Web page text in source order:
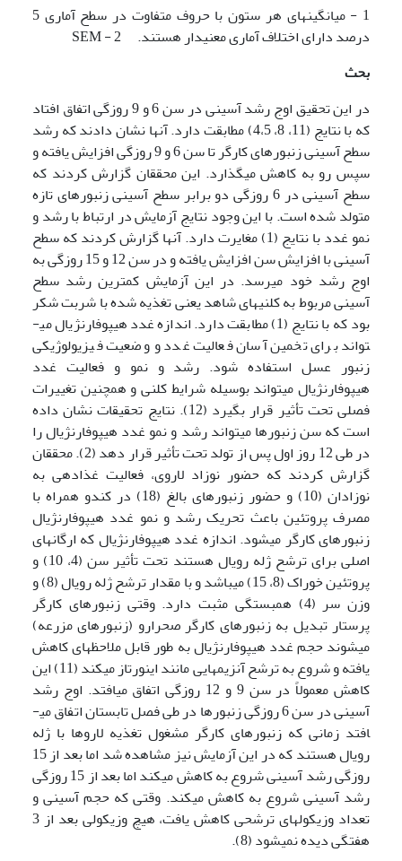
1 - میانگین­های هر ستون با حروف متفاوت در سطح آماری 5
درصد دارای اختلاف آماری معنی­دار هستند. 2 - SEM
بحث
در این تحقیق اوج رشد آسینی در سن 6 و 9 روزگی اتفاق افتاد
که با نتایج (11، 8، 4،5) مطابقت دارد. آن­ها نشان دادند که رشد
سطح آسینی زنبورهای کارگر تا سن 6 و 9 روزگی افزایش یافته و
سپس رو به کاهش می­گذارد. این محققان گزارش کردند که
سطح آسینی در 6 روزگی دو برابر سطح آسینی زنبورهای تازه
متولد شده است. با این وجود نتایج آزمایش در ارتباط با رشد و
نمو غدد با نتایج (1) مغایرت دارد. آن­ها گزارش کردند که سطح
آسینی با افزایش سن افزایش یافته و در سن 12 و 15 روزگی به
اوج رشد خود می­رسد. در این آزمایش کمترین رشد سطح
آسینی مربوط به کلنی­های شاهد یعنی تغذیه شده با شربت شکر
بود که با نتایج (1) مطابقت دارد. اندازه غدد هیپوفارنژیال می­
تواند برای تخمین آسان فعالیت غدد و وضعیت فیزیولوژیکی
زنبور عسل استفاده شود. رشد و نمو و فعالیت غدد
هیپوفارنژیال می­تواند بوسیله شرایط کلنی و همچنین تغییرات
فصلی تحت تأثیر قرار بگیرد (12). نتایج تحقیقات نشان داده
است که سن زنبورها می­تواند رشد و نمو غدد هیپوفارنژیال را
در طی 12 روز اول پس از تولد تحت تأثیر قرار دهد (2). محققان
گزارش کردند که حضور نوزاد لاروی، فعالیت غذادهی به
نوزادان (10) و حضور زنبورهای بالغ (18) در کندو همراه با
مصرف پروتئین باعث تحریک رشد و نمو غدد هیپوفارنژیال
زنبورهای کارگر می­شود. اندازه غدد هیپوفارنژیال که ارگان­های
اصلی برای ترشح ژله رویال هستند تحت تأثیر سن (4، 10) و
پروتئین خوراک (8، 15) می­باشد و با مقدار ترشح ژله رویال (8) و
وزن سر (4) همبستگی مثبت دارد. وقتی زنبورهای کارگر
پرستار تبدیل به زنبورهای کارگر صحرارو (زنبورهای مزرعه)
می­شوند حجم غدد هیپوفارنژیال به طور قابل ملاحظه­ای کاهش
یافته و شروع به ترشح آنزیم­هایی مانند اینورتاز می­کند (11) این
کاهش معمولاً در سن 9 و 12 روزگی اتفاق می­افتد. اوج رشد
آسینی در سن 6 روزگی زنبورها در طی فصل تابستان اتفاق می­
افتد زمانی که زنبورهای کارگر مشغول تغذیه لاروها با ژله
رویال هستند که در این آزمایش نیز مشاهده شد اما بعد از 15
روزگی رشد آسینی شروع به کاهش می­کند اما بعد از 15 روزگی
رشد آسینی شروع به کاهش می­کند. وقتی که حجم آسینی و
تعداد وزیکول­های ترشحی کاهش یافت، هیچ وزیکولی بعد از 3
هفتگی دیده نمی­شود (8).